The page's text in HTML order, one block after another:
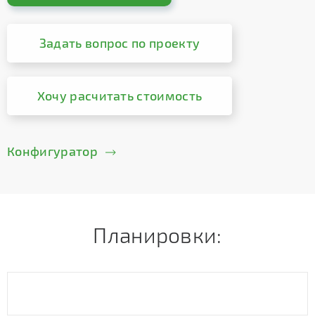
Задать вопрос по проекту
Хочу расчитать стоимость
Конфигуратор
Планировки: